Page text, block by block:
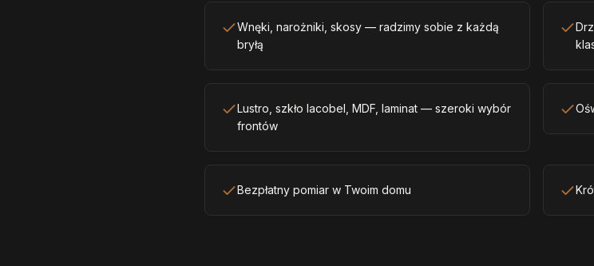
Wnęki, narożniki, skosy — radzimy sobie z każdą
bryłą
Lustro, szkło lacobel, MDF, laminat — szeroki wybór
frontów
Bezpłatny pomiar w Twoim domu